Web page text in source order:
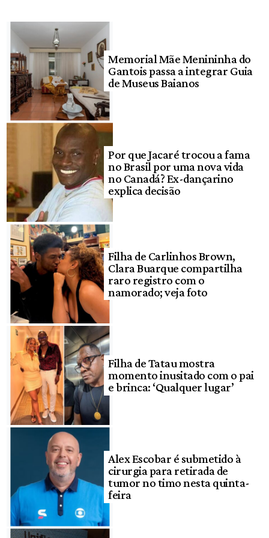
Memorial Mãe Menininha do
Gantois passa a integrar Guia
de Museus Baianos
Por que Jacaré trocou a fama
no Brasil por uma nova vida
no Canadá? Ex-dançarino
explica decisão
Filha de Carlinhos Brown,
Clara Buarque compartilha
raro registro com o
namorado; veja foto
Filha de Tatau mostra
momento inusitado com o pai
e brinca: ‘Qualquer lugar’
Alex Escobar é submetido à
cirurgia para retirada de
tumor no timo nesta quinta-
feira